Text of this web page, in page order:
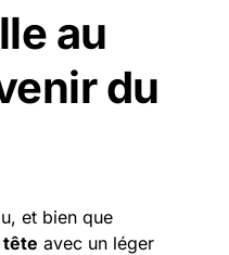
au
du
et bien que
tête avec un léger